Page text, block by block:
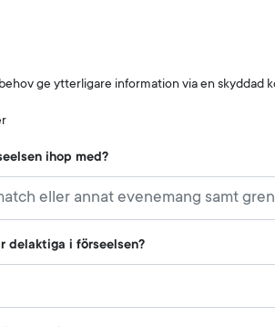
ge ytterligare information via en skyddad
ihop med?
delaktiga i förseelsen?